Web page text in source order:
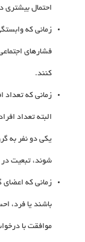
احتمال بیشتری
زمانی که
فشارهای
کنند.
زمانی که تعداد
البته تعداد
یکی دو نفر به
شوند، تبعیت در
زمانی که اعضای
باشند یا فرد،
موافقت با